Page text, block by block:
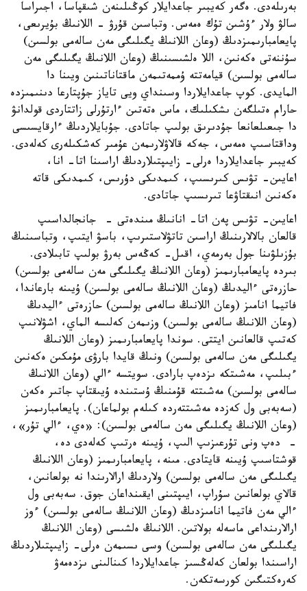
بەرىلەدى. ەگەر كەيبىر جاعدايلار كوڭىلىنەن شىقپاسا، اجىراسا
سالۋ ولار ءۇشىن تۇك ەمەس. وتباسىن قۇرۋ - اللانىڭ بۇيرىعى،
پايعامبارىمىزدىڭ (وعان اللانىڭ يگىلىگى مەن سالەمى بولسىن)
سۇننەتى ەكەنىن، اللا ەلشىسىنىڭ (وعان اللانىڭ يگىلىگى مەن
سالەمى بولسىن) قيامەتتە ۇممەتىمەن ماقتاناتىنىن ويىنا دا
المايدى. كوپ جاعدايلاردا وسىنداي ويى تاياز جۇپتارعا دىنىمىزدە
حارام ەتىلگەن ىشكىلىك، ماس ەتەتىن ءارتۇرلى زاتتاردى قولدانۋ
دا جىعىلعانعا جۇدىرىق بولىپ جاتادى. جۇبايلاردىڭ ءارقايسىسى
وداقتاسىپ ەمەس، جەكە قالاۋلارىمەن عۇمىر كەشكىلەرى كەلەدى.
كەيبىر جاعدايلاردا ەرلى- زايىپتىلاردىڭ اراسىنا اتا- انا،
اعايىن- تۋىس كىرىسىپ، كىمدىكى دۇرىس، كىمدىكى قاتە
ەكەنىن انىقتاۋعا تىرىسىپ جاتادى.
اعايىن- تۋىس پەن اتا- انانىڭ مىندەتى - جانجالداسىپ
قالعان بالالارىنىڭ اراسىن تاتۋلاستىرىپ، باسۋ ايتىپ، وتباسىنىڭ
بۇزىلۋىنا جول بەرمەي، اقىل- كەڭەس بەرۋ بولىپ تابىلادى.
بىردە پايعامبارىمىز (وعان اللانىڭ يگىلىگى مەن سالەمى بولسىن)
حازرەتى ءاليدىڭ (وعان اللانىڭ سالەمى بولسىن) ۇيىنە بارعاندا،
فاتيما انامىز (وعان اللانىڭ سالەمى بولسىن) حازرەتى ءاليدىڭ
(وعان اللانىڭ سالەمى بولسىن) وزىمەن كەلىسە الماي، اشۋلانىپ
كەتىپ قالعانىن ايتتى. سوندا پايعامبارىمىز (وعان اللانىڭ
يگىلىگى مەن سالەمى بولسىن) ونىڭ قايدا بارۋى مۇمكىن ەكەنىن
ءبىلىپ، مەشىتكە ىزدەپ بارادى. سويتسە ءالي (وعان اللانىڭ
سالەمى بولسىن) مەشىتتە قۇمنىڭ ۇستىندە ۇيىقتاپ جاتىر ەكەن
(سەبەبى ول كەزدە مەشىتتەردە كىلەم بولماعان). پايعامبارىمىز
(وعان اللانىڭ يگىلىگى مەن سالەمى بولسىن): «ەي، ءالي تۇر»،
- دەپ ونى تۇرعىزىپ الىپ، ۇيىنە ەرتىپ كەلەدى دە،
قوشتاسىپ ۇيىنە قايتادى. مىنە، پايعامبارىمىز (وعان اللانىڭ
يگىلىگى مەن سالەمى بولسىن) ولاردىڭ ارالارىندا نە بولعانىن،
قالاي بولعانىن سۇراپ، ايىپتىنى ايقىنداعان جوق. سەبەبى ول
ءالي مەن فاتيما انامىزدىڭ (وعان اللانىڭ سالەمى بولسىن) ءوز
ارالارىنداعى ماسەلە بولاتىن. اللانىڭ ەلشىسى (وعان اللانىڭ
يگىلىگى مەن سالەمى بولسىن) وسى ىسىمەن ەرلى- زايىپتىلاردىڭ
اراسىندا بولعان كەلەڭسىز جاعدايلاردا كىنالىنى ىزدەمەۋ
كەرەكتىگىن كورسەتكەن.